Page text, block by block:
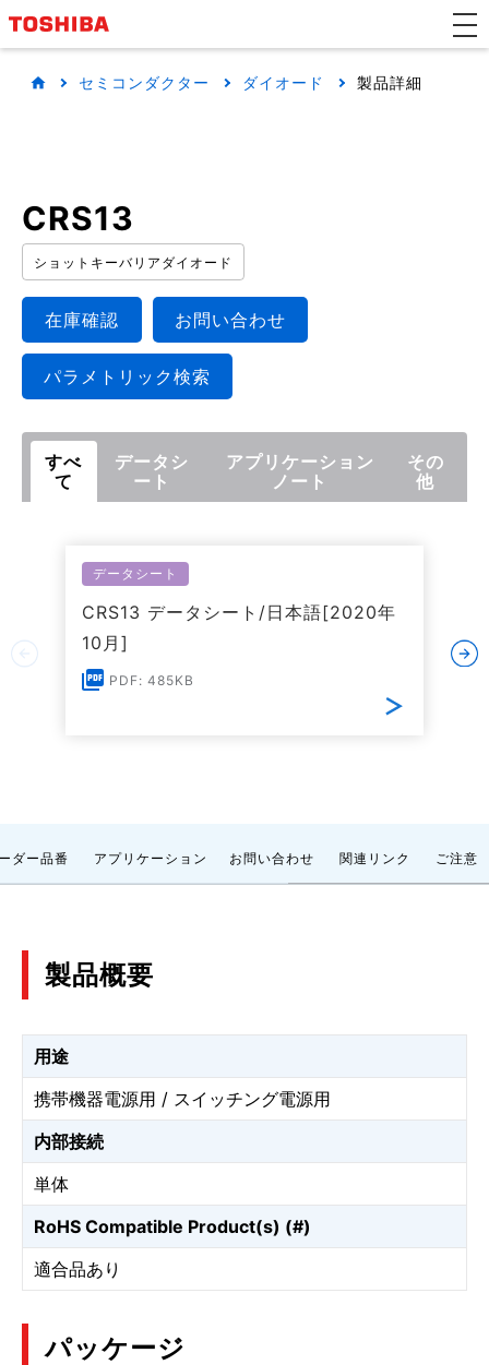
セミコンダクター ダイオード 製品詳細
CRS13
ショットキーバリアダイオード
在庫確認 お問い合わせ
パラメトリック検索
すべ
て
データシ
ート
アプリケーション
ノート
その
他
データシート
CRS13 データシート/日本語[2020年
10月]
PDF: 485KB
ダー品番 アプリケーション お問い合わせ 関連リンク ご注意
製品概要
用途
携帯機器電源用 / スイッチング電源用
内部接続
単体
RoHS Compatible Product(s) (#)
適合品あり
パッケージ